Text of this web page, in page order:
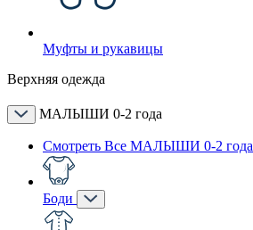
Муфты и рукавицы
Верхняя одежда
МАЛЫШИ 0-2 года
Смотреть Все МАЛЫШИ 0-2 года
Боди